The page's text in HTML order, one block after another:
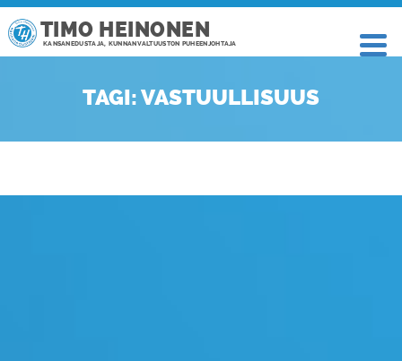
TIMO HEINONEN
KANSANEDUSTAJA, KUNNANVALTUUSTON PUHEENJOHTAJA
TAGI: VASTUULLISUUS